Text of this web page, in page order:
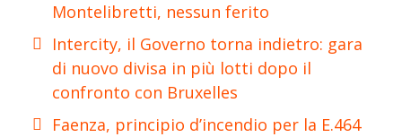
Montelibretti, nessun ferito
Intercity, il Governo torna indietro: gara
di nuovo divisa in più lotti dopo il
confronto con Bruxelles
Faenza, principio d’incendio per la E.464